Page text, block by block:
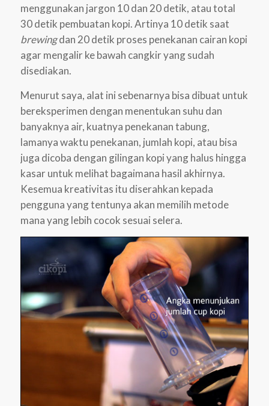
menggunakan jargon 10 dan 20 detik, atau total
30 detik pembuatan kopi. Artinya 10 detik saat
brewingdan 20 detik proses penekanan cairan kopi
agar mengalir ke bawah cangkir yang sudah
disediakan.
Menurut saya, alat ini sebenarnya bisa dibuat untuk
bereksperimen dengan menentukan suhu dan
banyaknya air, kuatnya penekanan tabung,
lamanya waktu penekanan, jumlah kopi, atau bisa
juga dicoba dengan gilingan kopi yang halus hingga
kasar untuk melihat bagaimana hasil akhirnya.
Kesemua kreativitas itu diserahkan kepada
pengguna yang tentunya akan memilih metode
mana yang lebih cocok sesuai selera.